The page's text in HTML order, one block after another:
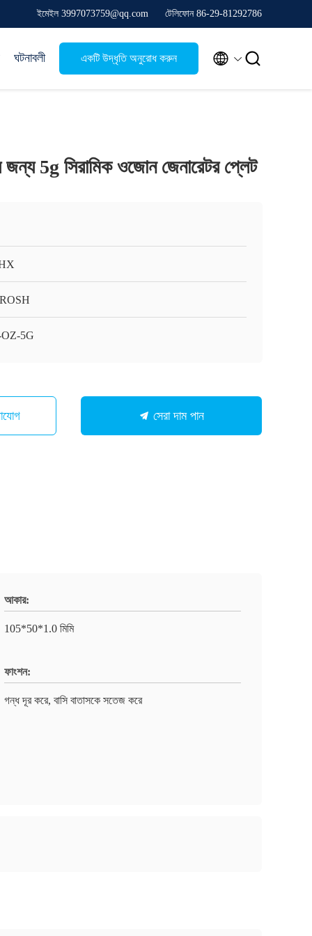
ইমেইল 3997073759@qq.com টেলিফোন 86-29-81292786
ঘটনাবলী একটি উদ্ধৃতি অনুরোধ করুন  
5g সিরামিক ওজোন জেনারেটর প্লেট
5G
সেরা দাম পান
আকার:
105*50*1.0 মিমি
ফাংশন:
গন্ধ দূর করে, বাসি বাতাসকে সতেজ করে